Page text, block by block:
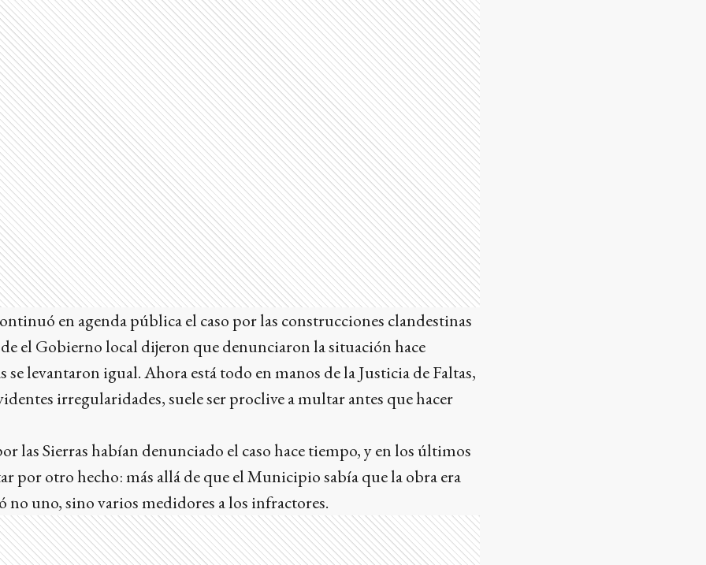
en agenda pública el caso por las construcciones clandestinas
el Gobierno local dijeron que denunciaron la situación hace
se levantaron igual. Ahora está todo en manos de la Justicia de Faltas,
irregularidades, suele ser proclive a multar antes que hacer
las Sierras habían denunciado el caso hace tiempo, y en los últimos
por otro hecho: más allá de que el Municipio sabía que la obra era
no uno, sino varios medidores a los infractores.